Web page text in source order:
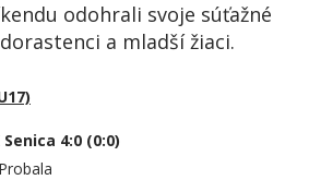
odohrali svoje súťažné
a mladší žiaci.
4:0 (0:0)